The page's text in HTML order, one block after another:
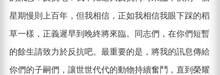
星期慢則上百年，但我相信，正如我相信我眼下踩的稻
草一樣，正義遲早到晚終將來臨。同志們，在你們短暫
的餘生請致力於反抗吧。最重要的是，將我的訊息傳給
你們的子嗣們，讓世世代代的動物持續奮鬥，直到榮耀